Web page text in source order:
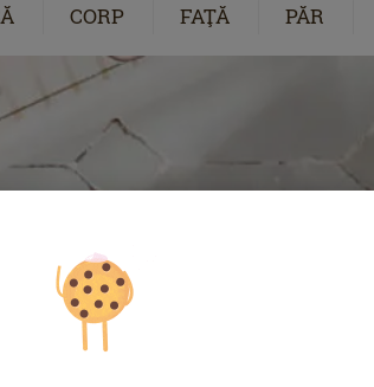
CORP FAŢĂ PĂR
în noul an!